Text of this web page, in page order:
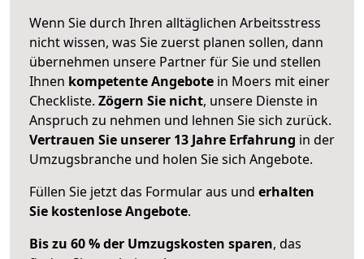
Wenn Sie durch Ihren alltäglichen Arbeitsstress
nicht wissen, was Sie zuerst planen sollen, dann
übernehmen unsere Partner für Sie und stellen
Ihnen kompetente Angebote in Moers mit einer
Checkliste. Zögern Sie nicht, unsere Dienste in
Anspruch zu nehmen und lehnen Sie sich zurück.
Vertrauen Sie unserer 13 Jahre Erfahrung in der
Umzugsbranche und holen Sie sich Angebote.
Füllen Sie jetzt das Formular aus und erhalten
Sie kostenlose Angebote.
Bis zu 60 % der Umzugskosten sparen, das